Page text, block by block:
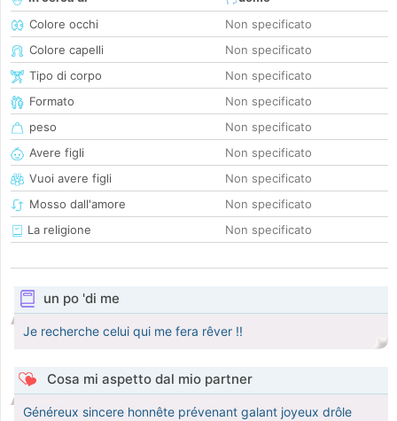
Colore occhi
Non specificato
Colore capelli
Non specificato
Tipo di corpo
Non specificato
Formato
Non specificato
peso
Non specificato
Avere figli
Non specificato
Vuoi avere figli
Non specificato
Mosso dall'amore
Non specificato
La religione
Non specificato
un po 'di me
Je recherche celui qui me fera rêver !!
Cosa mi aspetto dal mio partner
Généreux sincere honnête prévenant galant joyeux drôle